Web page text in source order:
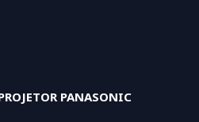
PANASONIC